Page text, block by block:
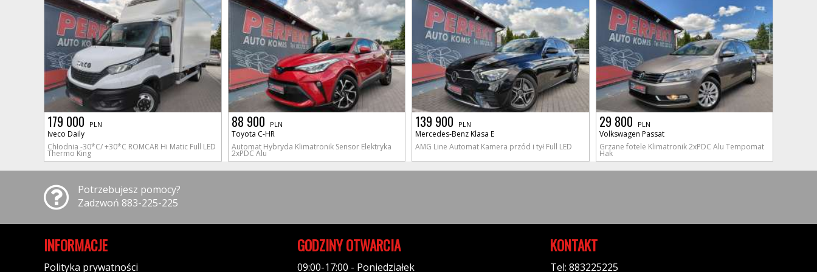
179 000 PLN
Iveco Daily
Chłodnia -30*C/ +30*C ROMCAR Hi Matic Full LED
Thermo King
88 900 PLN
Toyota C-HR
Automat Hybryda Klimatronik Sensor Elektryka
2xPDC Alu
139 900 PLN
Mercedes-Benz Klasa E
AMG Line Automat Kamera przód i tył Full LED
29 800 PLN
Volkswagen Passat
Grzane fotele Klimatronik 2xPDC Alu Tempomat
Hak
Potrzebujesz pomocy?
Zadzwoń 883-225-225
INFORMACJE
Polityka prywatności
GODZINY OTWARCIA
09:00-17:00 - Poniedziałek
KONTAKT
Tel: 883225225